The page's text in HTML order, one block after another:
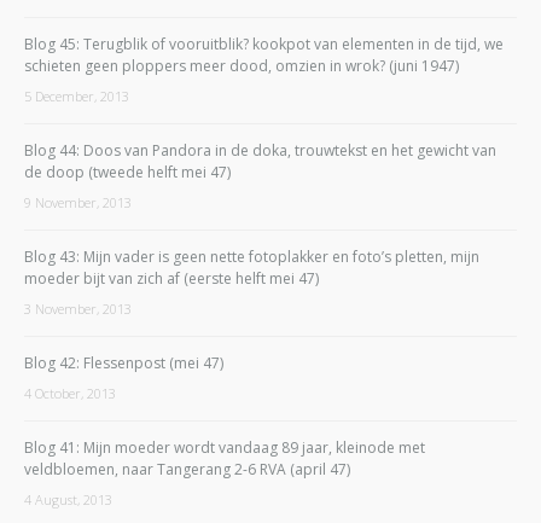
Blog 45: Terugblik of vooruitblik? kookpot van elementen in de tijd, we
schieten geen ploppers meer dood, omzien in wrok? (juni 1947)
5 December, 2013
Blog 44: Doos van Pandora in de doka, trouwtekst en het gewicht van
de doop (tweede helft mei 47)
9 November, 2013
Blog 43: Mijn vader is geen nette fotoplakker en foto’s pletten, mijn
moeder bijt van zich af (eerste helft mei 47)
3 November, 2013
Blog 42: Flessenpost (mei 47)
4 October, 2013
Blog 41: Mijn moeder wordt vandaag 89 jaar, kleinode met
veldbloemen, naar Tangerang 2-6 RVA (april 47)
4 August, 2013